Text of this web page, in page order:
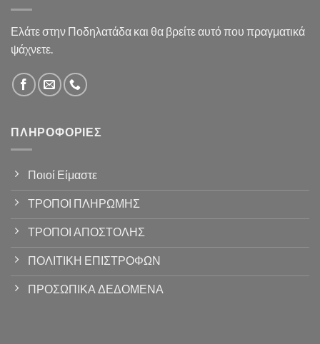
Ελάτε στην Ποδηλατάδα και θα βρείτε αυτό που πραγματικά
ψάχνετε.
ΠΛΗΡΟΦΟΡΊΕΣ
Ποιοί Είμαστε
ΤΡΟΠΟΙ ΠΛΗΡΩΜΗΣ
ΤΡΟΠΟΙ ΑΠΟΣΤΟΛΗΣ
ΠΟΛΙΤΙΚΗ ΕΠΙΣΤΡΟΦΩΝ
ΠΡΟΣΩΠΙΚΑ ΔΕΔΟΜΕΝΑ